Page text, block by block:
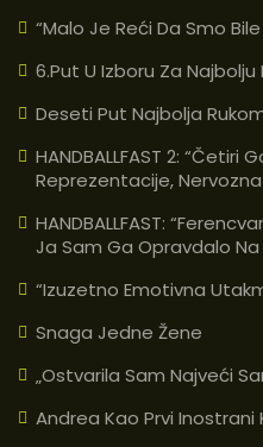
“Malo Je Reći Da Smo
6.put U Izboru Za Najbolju
Deseti Put Najbolja
HANDBALLFAST 2: “Četiri
Reprezentacije,
HANDBALLFAST:
Ja Sam Ga Opravdalo Na
“Izuzetno Emotivna
Snaga Jedne Žene
„Ostvarila Sam Najveći
Andrea Kao Prvi